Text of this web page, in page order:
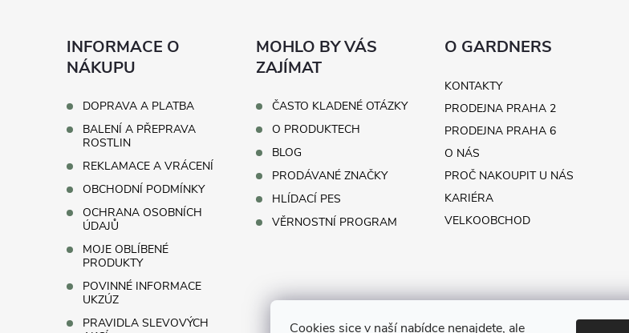
Cookies sice v naší nabídce nenajdete, ale
INFORMACE O
NÁKUPU
DOPRAVA A PLATBA
BALENÍ A PŘEPRAVA
ROSTLIN
REKLAMACE A VRÁCENÍ
OBCHODNÍ PODMÍNKY
OCHRANA OSOBNÍCH
ÚDAJŮ
MOJE OBLÍBENÉ
PRODUKTY
POVINNÉ INFORMACE
UKZÚZ
PRAVIDLA SLEVOVÝCH
MOHLO BY VÁS
ZAJÍMAT
ČASTO KLADENÉ OTÁZKY
O PRODUKTECH
BLOG
PRODÁVANÉ ZNAČKY
HLÍDACÍ PES
VĚRNOSTNÍ PROGRAM
O GARDNERS
KONTAKTY
PRODEJNA PRAHA 2
PRODEJNA PRAHA 6
O NÁS
PROČ NAKOUPIT U NÁS
KARIÉRA
VELKOOBCHOD